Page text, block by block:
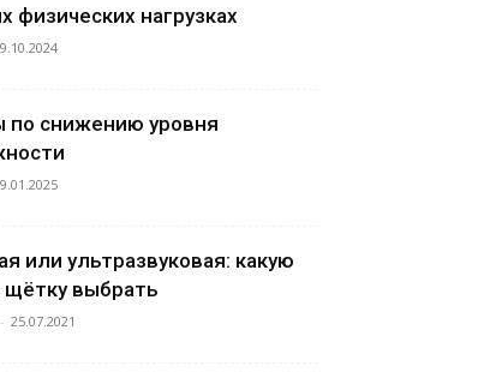
физических нагрузках
по снижению уровня
или ультразвуковая: какую
щётку выбрать
- 25.07.2021